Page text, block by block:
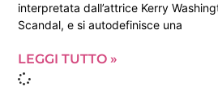
interpretata dall’attrice Kerry
Scandal, e si autodefinisce una
LEGGI TUTTO »